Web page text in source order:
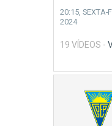
20:15, SEXTA-
2024
19 VÍDEOS -